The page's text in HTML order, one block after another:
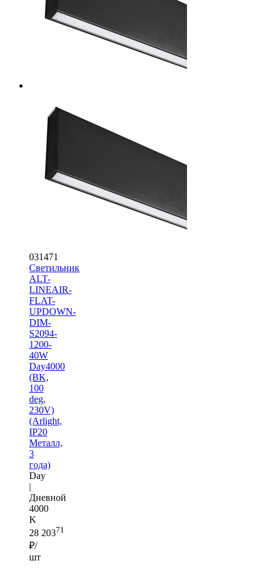
031471
Светильник
ALT-
LINEAIR-
FLAT-
UPDOWN-
DIM-
S2094-
1200-
40W
Day4000
(BK,
100
deg,
230V)
(Arlight,
IP20
Металл,
3
года)
Day
|
Дневной
4000
K
28 20371
₽/
шт